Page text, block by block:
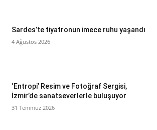
Sardes’te tiyatronun imece ruhu yaşandı
4 Ağustos 2026
‘Entropi’ Resim ve Fotoğraf Sergisi,
İzmir’de sanatseverlerle buluşuyor
31 Temmuz 2026